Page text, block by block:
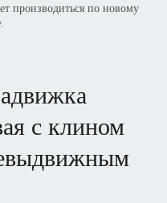
производиться по новому
с клином